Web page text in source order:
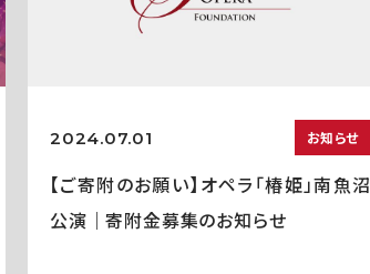
2024.07.01 お知らせ
【ご寄附のお願い】オペラ「椿姫」南魚沼
公演｜寄附金募集のお知らせ